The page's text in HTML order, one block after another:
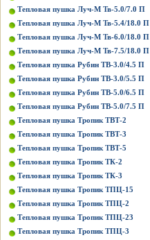
Тепловая пушка Луч-М Тв-5.0/7.0 П
Тепловая пушка Луч-М Тв-5.4/18.0 П
Тепловая пушка Луч-М Тв-6.0/18.0 П
Тепловая пушка Луч-М Тв-7.5/18.0 П
Тепловая пушка Рубин ТВ-3.0/4.5 П
Тепловая пушка Рубин ТВ-3.0/5.5 П
Тепловая пушка Рубин ТВ-5.0/6.5 П
Тепловая пушка Рубин ТВ-5.0/7.5 П
Тепловая пушка Тропик ТВТ-2
Тепловая пушка Тропик ТВТ-3
Тепловая пушка Тропик ТВТ-5
Тепловая пушка Тропик ТК-2
Тепловая пушка Тропик ТК-3
Тепловая пушка Тропик ТПЦ-15
Тепловая пушка Тропик ТПЦ-2
Тепловая пушка Тропик ТПЦ-23
Тепловая пушка Тропик ТПЦ-3